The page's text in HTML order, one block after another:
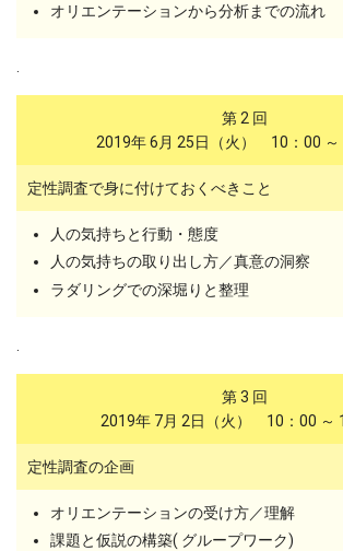
オリエンテーションから分析までの流れ
第 2 回
2019年 6月 25日（火） 10：00 ～
定性調査で身に付けておくべきこと
人の気持ちと行動・態度
人の気持ちの取り出し方／真意の洞察
ラダリングでの深堀りと整理
第 3 回
2019年 7月 2日（火） 10：00 ～
定性調査の企画
オリエンテーションの受け方／理解
課題と仮説の構築( グループワーク)